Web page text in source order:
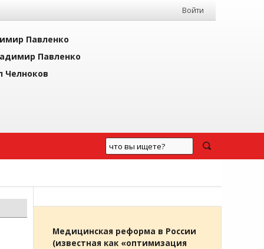
Войти
Павленко
Павленко
Челноков
Медицинская реформа в России
(известная как «оптимизация